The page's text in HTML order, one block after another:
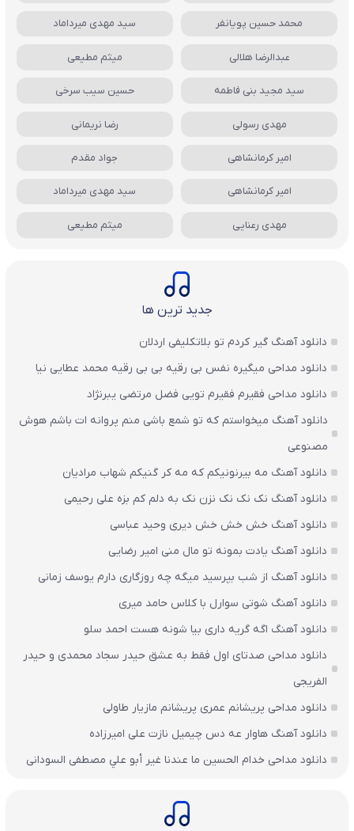
محمد حسین پویانفر سید مهدی میرداماد
عبدالرضا هلالی میثم مطیعی
سید مجید بنی فاطمه حسین سیب سرخی
مهدی رسولی رضا نریمانی
امیر کرمانشاهی جواد مقدم
امیر کرمانشاهی سید مهدی میرداماد
مهدی رعنایی میثم مطیعی
جدید ترین ها
دانلود آهنگ گیر کردم تو بلاتکلیفی اردلان
دانلود مداحی میگیره نفس بی رقیه بی بی رقیه محمد عطایی نیا
دانلود مداحی فقیرم فقیرم تویی فضل مرتضی یبرنژاد
دانلود آهنگ میخواستم که تو شمع باشی منم پروانه ات باشم هوش
مصنوعی
دانلود آهنگ مه بیرنونیکم که مه کر گنیکم شهاب مرادیان
دانلود آهنگ نک نک نک نزن نک به دلم کم بزه علی رحیمی
دانلود آهنگ خش خش خش دیری وحید عباسی
دانلود آهنگ یادت بمونه تو مال منی امیر رضایی
دانلود آهنگ از شب بپرسید میگه چه روزگاری دارم یوسف زمانی
دانلود آهنگ شوتی سوارل با کلاس حامد میری
دانلود آهنگ اگه گریه داری بیا شونه هست احمد سلو
دانلود مداحی صدتای اول فقط به عشق حیدر سجاد محمدی و حیدر
الفریجی
دانلود مداحی پریشانم عمری پریشانم مازیار طاولی
دانلود آهنگ هاوار عه دس چیمیل نازت علی امیرزاده
دانلود مداحی خدام الحسين ما عندنا غير أبو علي مصطفی السودانی